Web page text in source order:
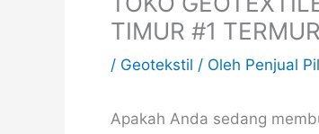
TIMUR #1
/ Geotekstil / Oleh Penjual
Apakah Anda sedang